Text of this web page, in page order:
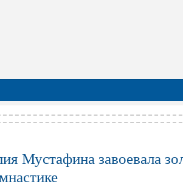
Мустафина завоевала